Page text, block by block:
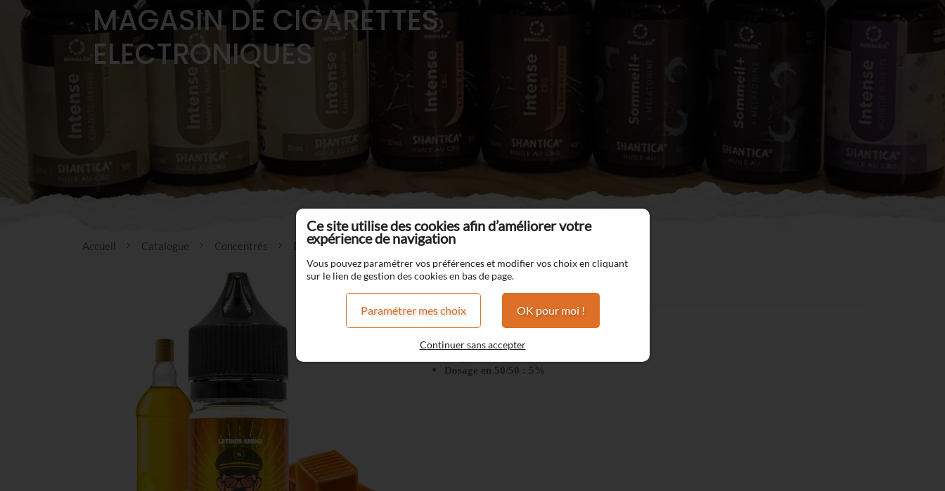
MAGASIN DE CIGARETTES
ELECTRONIQUES
Accueil Catalogue Concentrés Dictator Dulce
Dulce
Triple vanille
Caramel
Dosage en 50/50 : 5%
Ce site utilise des cookies afin d’améliorer votre
expérience de navigation
Vous pouvez paramétrer vos préférences et modifier vos choix en cliquant
sur le lien de gestion des cookies en bas de page.
Paramétrer mes choix OK pour moi !
Continuer sans accepter